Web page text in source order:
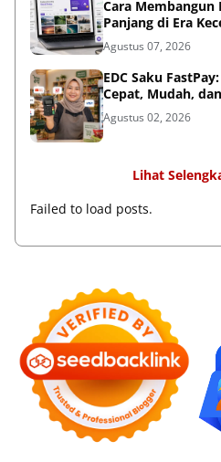
Cara Membangun
Panjang di Era
Agustus 07, 2026
EDC Saku
Cepat, Mudah,
Agustus 02, 2026
Lihat
Failed to load posts.